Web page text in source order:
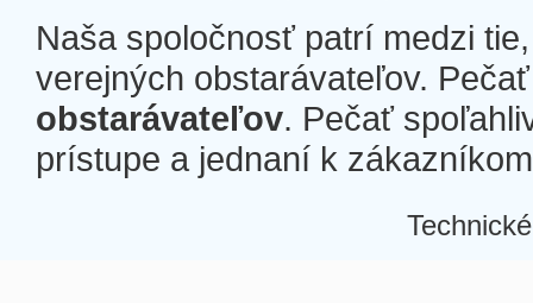
Naša spoločnosť patrí medzi
verejných obstarávateľov.
obstarávateľov. Pečať
prístupe a jednaní k